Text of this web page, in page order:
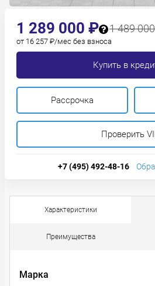
1 289 000 ₽ 1 489
от 16 257 ₽/мес без взноса
Купить в
Рассрочка
Проверить
+7 (495) 492-48-16
Характеристики
Преимущества
Марка